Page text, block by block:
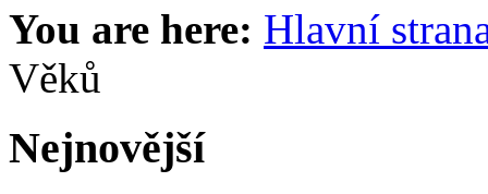
You are here: Hlavní
Věků
Nejnovější